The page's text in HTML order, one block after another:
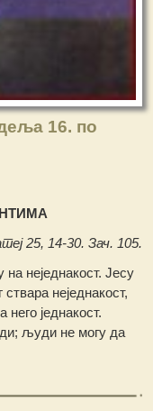
16. по
25, 14-30. Зач. 105.
неједнакост. Јесу
неједнакост,
него једнакост.
људи не могу да